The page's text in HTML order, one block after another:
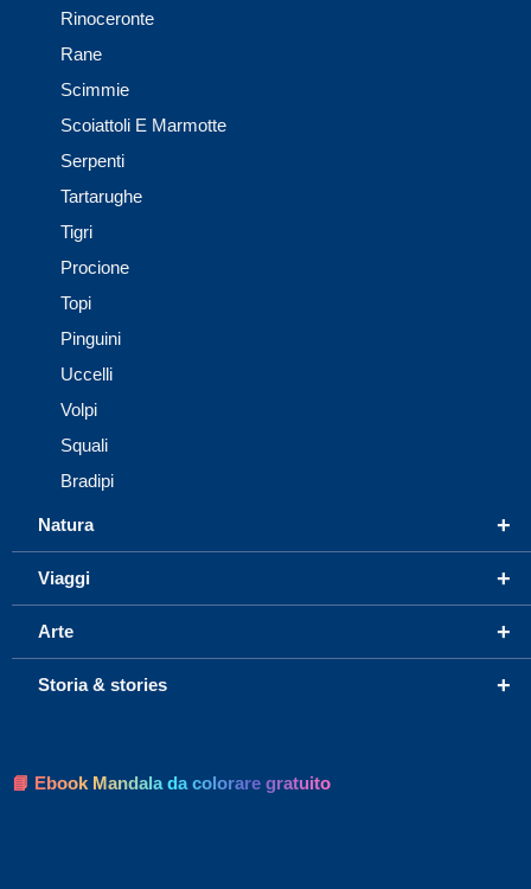
Rinoceronte
Rane
Scimmie
Scoiattoli E Marmotte
Serpenti
Tartarughe
Tigri
Procione
Topi
Pinguini
Uccelli
Volpi
Squali
Bradipi
+
Natura
+
Viaggi
+
Arte
+
Storia & stories
📘 Ebook Mandala da colorare gratuito